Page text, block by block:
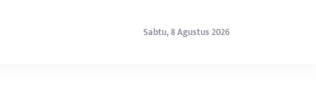
Sabtu, 8 Agustus 2026